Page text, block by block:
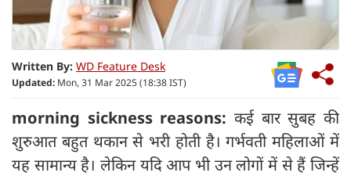
Written By: WD Feature Desk
Updated: Mon, 31 Mar 2025 (18:38 IST)
morning sickness reasons: कई बार सुबह की
शुरुआत बहुत थकान से भरी होती है। गर्भवती महिलाओं में
यह सामान्य है। लेकिन यदि आप भी उन लोगों में से हैं जिन्हें